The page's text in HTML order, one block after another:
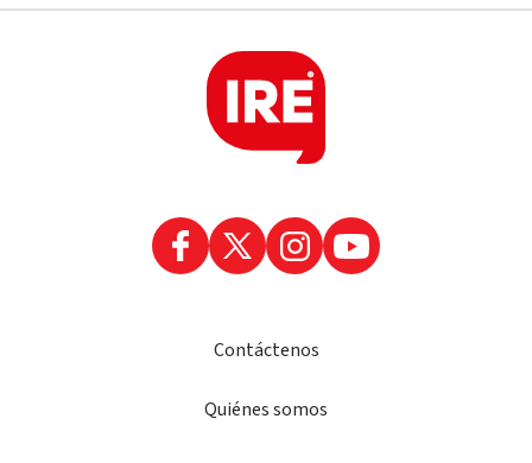
Contáctenos
Quiénes somos